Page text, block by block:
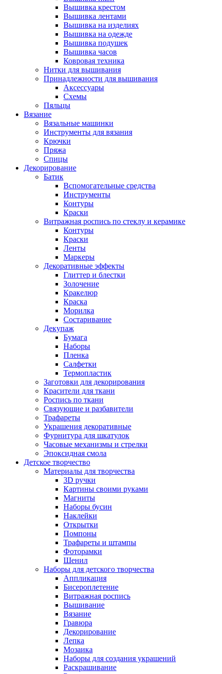
Вышивка крестом
Вышивка лентами
Вышивка на изделиях
Вышивка на одежде
Вышивка подушек
Вышивка часов
Ковровая техника
Нитки для вышивания
Принадлежности для вышивания
Аксессуары
Схемы
Пяльцы
Вязание
Вязальные машинки
Инструменты для вязания
Крючки
Пряжа
Спицы
Декорирование
Батик
Вспомогательные средства
Инструменты
Контуры
Краски
Витражная роспись по стеклу и керамике
Контуры
Краски
Ленты
Маркеры
Декоративные эффекты
Глиттер и блестки
Золочение
Кракелюр
Краска
Морилка
Состаривание
Декупаж
Бумага
Наборы
Пленка
Салфетки
Термопластик
Заготовки для декорирования
Красители для ткани
Роспись по ткани
Связующие и разбавители
Трафареты
Украшения декоративные
Фурнитура для шкатулок
Часовые механизмы и стрелки
Эпоксидная смола
Детское творчество
Материалы для творчества
3D ручки
Картины своими руками
Магниты
Наборы бусин
Наклейки
Открытки
Помпоны
Трафареты и штампы
Фоторамки
Шенил
Наборы для детского творчества
Аппликация
Бисероплетение
Витражная роспись
Вышивание
Вязание
Гравюра
Декорирование
Лепка
Мозаика
Наборы для создания украшений
Раскрашивание